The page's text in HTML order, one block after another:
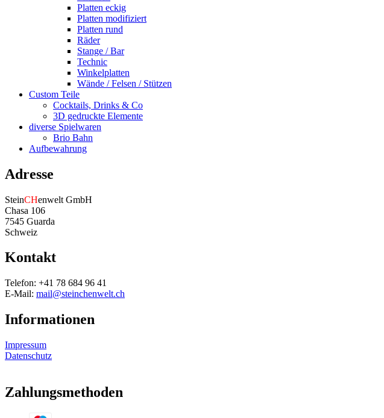
Platten eckig
Platten modifiziert
Platten rund
Räder
Stange / Bar
Technic
Winkelplatten
Wände / Felsen / Stützen
Custom Teile
Cocktails, Drinks & Co
3D gedruckte Elemente
diverse Spielwaren
Brio Bahn
Aufbewahrung
Adresse
SteinCHenwelt GmbH
Chasa 106
7545 Guarda
Schweiz
Kontakt
Telefon: +41 78 684 96 41
E-Mail: mail@steinchenwelt.ch
Informationen
Impressum
Datenschutz
Zahlungsmethoden